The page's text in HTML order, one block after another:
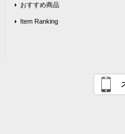
おすすめ商品
Item Ranking